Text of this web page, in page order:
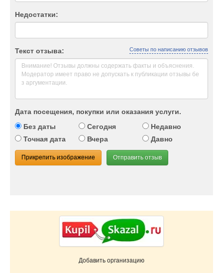
Недостатки:
Текст отзыва: Советы по написанию отзывов
Дата посещения, покупки или оказания услуги.
Без даты
Сегодня
Недавно
Точная дата
Вчера Давно
Прикрепить изображение Отправить отзыв
Добавить организацию